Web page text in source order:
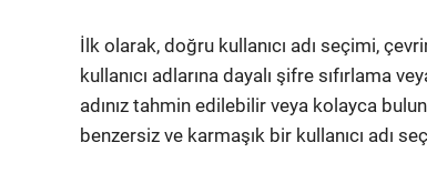
İlk olarak, doğru kullanıcı adı seçimi,
kullanıcı adlarına dayalı şifre sıfırlama
adınız tahmin edilebilir veya kolayca
benzersiz ve karmaşık bir kullanıcı adı